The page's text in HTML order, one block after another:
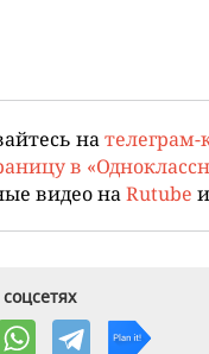
на телеграм-
в
видео на Rutube и